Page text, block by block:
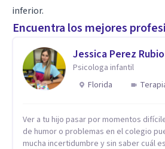
inferior.
Encuentra los mejores
Jessica Perez Rubio
Psicologa infantil
Florida
Ver a tu hijo pasar por momentos
de humor o problemas en el colegio
mucha incertidumbre y sin saber cuál